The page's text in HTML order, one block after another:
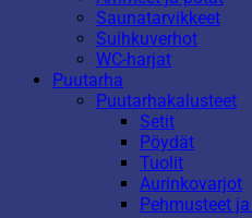
Saunatarvikkeet
Suihkuverhot
WC-harjat
Puutarha
Puutarhakalusteet
Setit
Pöydät
Tuolit
Aurinkovarjot
Pehmusteet